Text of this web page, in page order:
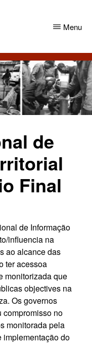
Menu
de
Final
de Informação
influencia na
ao alcance das
ter acessoa
monitorizada que
objectives na
Os governos
compromisso no
monitorada pela
implementação do